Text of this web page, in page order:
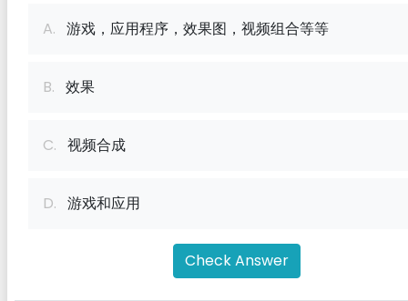
A. 游戏，应用程序，效果图，视频组合等等
B. 效果
C. 视频合成
D. 游戏和应用
Check Answer